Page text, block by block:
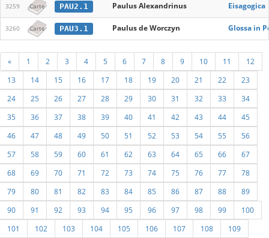
3259 Carte PAU2.1 Paulus Alexandrinus Eisagogica
3260 Carte PAU3.1 Paulus de Worczyn Glossa in
« 1 2 3 4 5 6 7 8 9 10 11
12
13
14 15 16 17 18 19 20 21 22
23
24
25 26 27 28 29 30 31 32 33
34
35
36 37 38 39 40 41 42 43 44
45
46
47 48 49 50 51 52 53 54 55
56
57
58 59 60 61 62 63 64 65 66
67
68
69 70 71 72 73 74 75 76 77
78
79
80 81 82 83 84 85 86 87 88
89
90
91 92 93 94 95 96 97 98 99
100
101
102 103 104 105 106 107 108
109